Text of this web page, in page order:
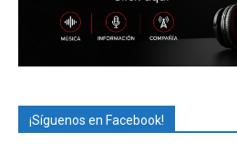
¡Síguenos en Facebook!